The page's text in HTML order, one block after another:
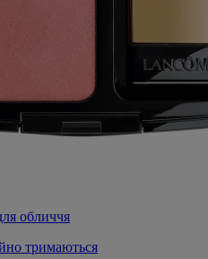
обличчя
тримаються